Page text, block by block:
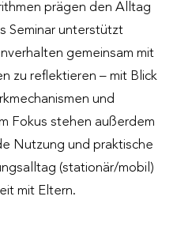
prägen den Alltag
Seminar unterstützt
gemeinsam mit
zu reflektieren – mit Blick
und
Fokus stehen außerdem
Nutzung und praktische
(stationär/mobil)
mit Eltern.